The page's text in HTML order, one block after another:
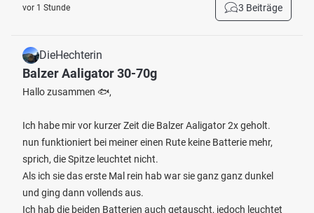
vor 1 Stunde 3 Beiträge
DieHechterin
Balzer Aaligator 30-70g
Hallo zusammen 🐟,
Ich habe mir vor kurzer Zeit die Balzer Aaligator 2x geholt.
nun funktioniert bei meiner einen Rute keine Batterie mehr,
sprich, die Spitze leuchtet nicht.
Als ich sie das erste Mal rein hab war sie ganz ganz dunkel
und ging dann vollends aus.
Ich hab die beiden Batterien auch getauscht, jedoch leuchtet